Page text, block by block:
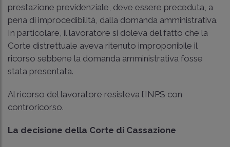
prestazione previdenziale, deve essere preceduta, a
pena di improcedibilità, dalla domanda amministrativa.
In particolare, il lavoratore si doleva del fatto che la
Corte distrettuale aveva ritenuto improponibile il
ricorso sebbene la domanda amministrativa fosse
stata presentata.
Al ricorso del lavoratore resisteva l’INPS con
controricorso.
La decisione della Corte di Cassazione